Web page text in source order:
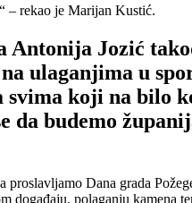
– rekao je Marijan Kustić.
Antonija Jozić
ulaganjima u
svima koji na bilo
da budemo
proslavljamo Dana grada
događaju, polaganju kamena